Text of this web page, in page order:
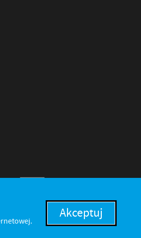
Akceptuj